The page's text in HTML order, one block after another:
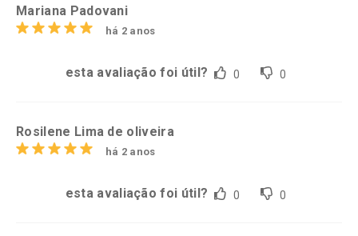
Mariana Padovani
há 2 anos
esta avaliação foi útil? 0 0
Rosilene Lima de oliveira
há 2 anos
esta avaliação foi útil? 0 0